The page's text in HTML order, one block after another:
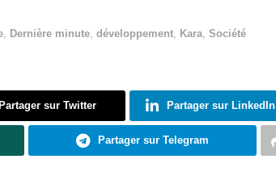
, Dernière minute, développement, Kara, Société
Partager sur Twitter Partager sur LinkedIn
Partager sur Telegram